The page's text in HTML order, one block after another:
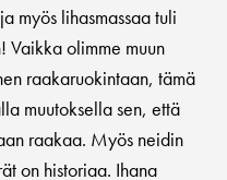
myös lihasmassaa tuli
Vaikka olimme muun
raakaruokintaan, tämä
muutoksella sen, että
raakaa. Myös neidin
on historiaa. Ihana